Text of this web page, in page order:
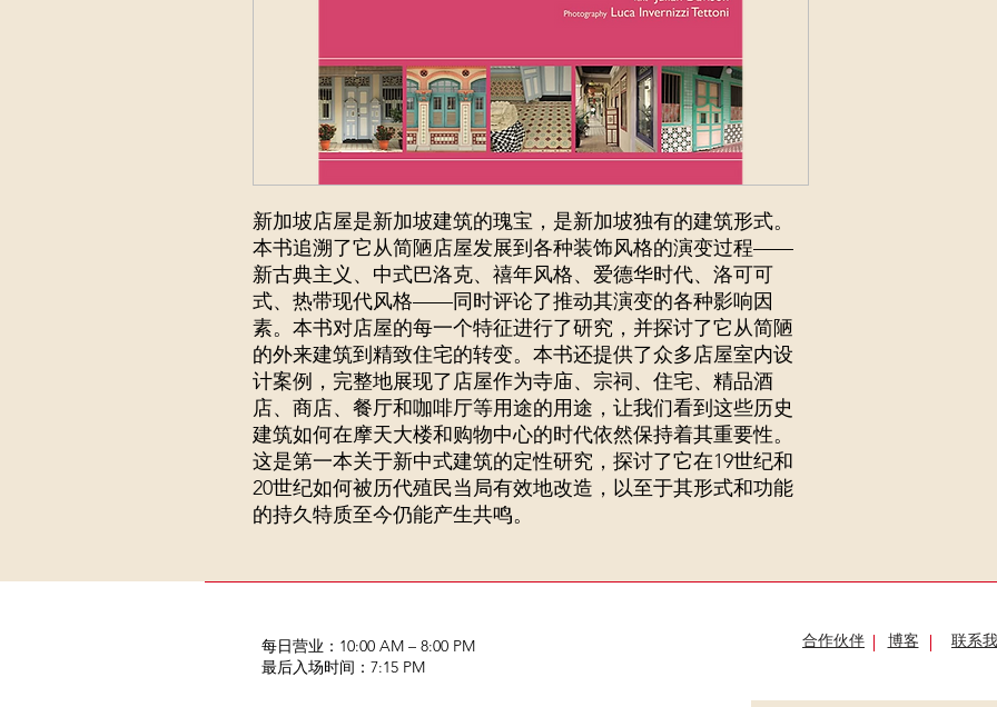
新加坡店屋是新加坡建筑的瑰宝，是新加坡独有的建筑形式。
本书追溯了它从简陋店屋发展到各种装饰风格的演变过程——
新古典主义、中式巴洛克、禧年风格、爱德华时代、洛可可
式、热带现代风格——同时评论了推动其演变的各种影响因
素。本书对店屋的每一个特征进行了研究，并探讨了它从简陋
的外来建筑到精致住宅的转变。本书还提供了众多店屋室内设
计案例，完整地展现了店屋作为寺庙、宗祠、住宅、精品酒
店、商店、餐厅和咖啡厅等用途的用途，让我们看到这些历史
建筑如何在摩天大楼和购物中心的时代依然保持着其重要性。
这是第一本关于新中式建筑的定性研究，探讨了它在19世纪和
20世纪如何被历代殖民当局有效地改造，以至于其形式和功能
的持久特质至今仍能产生共鸣。
每日营业：10:00 AM – 8:00 PM
​最后入场时间：7:15 PM
合作伙伴 博客 联系